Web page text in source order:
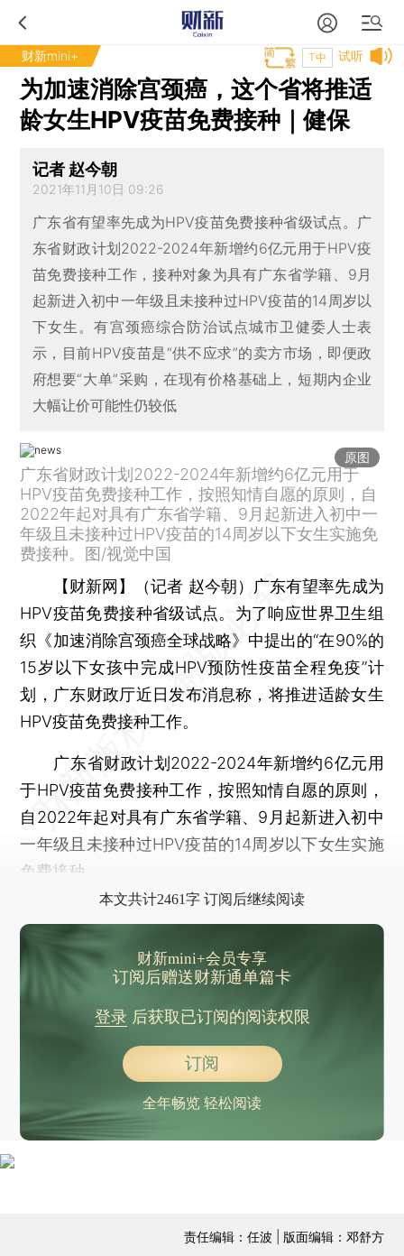
财新mini+ 试听
T中
为加速消除宫颈癌，这个省将推适
龄女生HPV疫苗免费接种｜健保
记者 赵今朝
2021年11月10日 09:26
广东省有望率先成为HPV疫苗免费接种省级试点。广
东省财政计划2022-2024年新增约6亿元用于HPV疫
苗免费接种工作，接种对象为具有广东省学籍、9月
起新进入初中一年级且未接种过HPV疫苗的14周岁以
下女生。有宫颈癌综合防治试点城市卫健委人士表
示，目前HPV疫苗是“供不应求”的卖方市场，即便政
府想要“大单”采购，在现有价格基础上，短期内企业
大幅让价可能性仍较低
原图
广东省财政计划2022-2024年新增约6亿元用于
HPV疫苗免费接种工作，按照知情自愿的原则，自
2022年起对具有广东省学籍、9月起新进入初中一
年级且未接种过HPV疫苗的14周岁以下女生实施免
费接种。图/视觉中国
【财新网】（记者 赵今朝） 广东有望率先成为
HPV疫苗免费接种省级试点。为了响应世界卫生组
织《加速消除宫颈癌全球战略》中提出的“在90%的
15岁以下女孩中完成HPV预防性疫苗全程免疫”计
划，广东财政厅近日发布消息称，将推进适龄女生
HPV疫苗免费接种工作。
广东省财政计划2022-2024年新增约6亿元用
于HPV疫苗免费接种工作，按照知情自愿的原则，
自2022年起对具有广东省学籍、9月起新进入初中
一年级且未接种过HPV疫苗的14周岁以下女生实施
免费接种。
本文共计2461字 订阅后继续阅读
财新mini+会员专享
订阅后赠送财新通单篇卡
登录后获取已订阅的阅读权限
订阅
全年畅览 轻松阅读
责任编辑：任波 | 版面编辑：邓舒方